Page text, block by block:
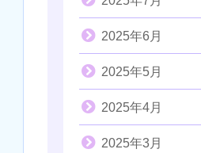
2025年6月
2025年5月
2025年4月
2025年3月